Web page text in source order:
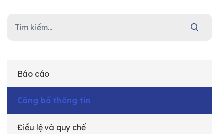
Báo cáo
Công bố thông tin
Điều lệ và quy chế